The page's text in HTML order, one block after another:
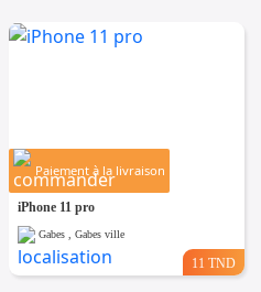
Paiement à la livraison
iPhone 11 pro
Gabes , Gabes ville
11 TND